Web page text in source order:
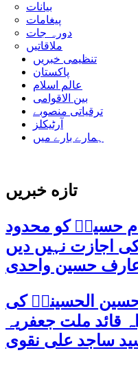
بیانات
پیغامات
دورہ جات
ملاقاتیں
تنظیمی خبریں
پاکستان
عالم اسلام
بین الاقوامی
ترقیاتی منصوبے
آرٹیکلز
ہمارے بارے میں
تازه خبریں
حسینؑ کو محدود
اجازت نہیں دیں
عارف حسین واحدی
حسین الحسینیؒ کی
قائد ملت جعفریہ
ساجد علی نقوی